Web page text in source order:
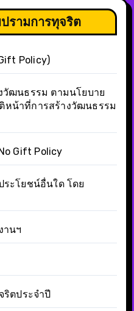
รามการทุจริต
Policy)
วัฒนธรรม ตามนโยบาย
หน้าที่การสร้างวัฒนธรรม
Gift Policy
ะโยชน์อื่นใด โดย
านฯ
ริตประจำปี